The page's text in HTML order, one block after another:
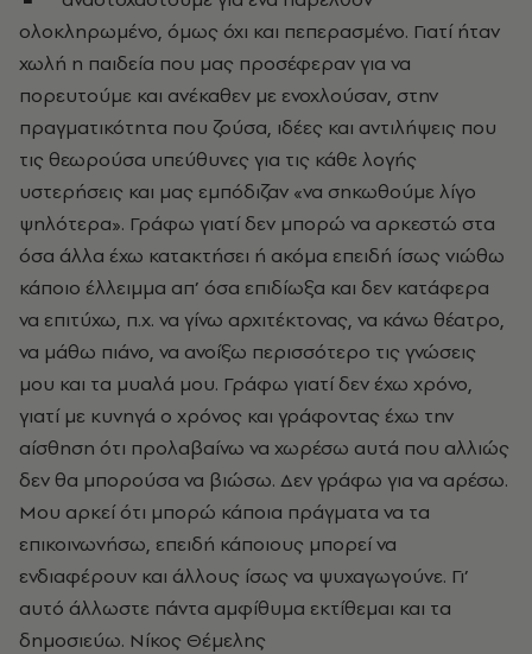
ολοκληρωμένο, όμως όχι και πεπερασμένο. Γιατί ήταν
χωλή η παιδεία που μας προσέφεραν για να
πορευτούμε και ανέκαθεν με ενοχλούσαν, στην
πραγματικότητα που ζούσα, ιδέες και αντιλήψεις που
τις θεωρούσα υπεύθυνες για τις κάθε λογής
υστερήσεις και μας εμπόδιζαν «να σηκωθούμε λίγο
ψηλότερα». Γράφω γιατί δεν μπορώ να αρκεστώ στα
όσα άλλα έχω κατακτήσει ή ακόμα επειδή ίσως νιώθω
κάποιο έλλειμμα απ’ όσα επιδίωξα και δεν κατάφερα
να επιτύχω, π.χ. να γίνω αρχιτέκτονας, να κάνω θέατρο,
να μάθω πιάνο, να ανοίξω περισσότερο τις γνώσεις
μου και τα μυαλά μου. Γράφω γιατί δεν έχω χρόνο,
γιατί με κυνηγά ο χρόνος και γράφοντας έχω την
αίσθηση ότι προλαβαίνω να χωρέσω αυτά που αλλιώς
δεν θα μπορούσα να βιώσω. Δεν γράφω για να αρέσω.
Μου αρκεί ότι μπορώ κάποια πράγματα να τα
επικοινωνήσω, επειδή κάποιους μπορεί να
ενδιαφέρουν και άλλους ίσως να ψυχαγωγούνε. Γι’
αυτό άλλωστε πάντα αμφίθυμα εκτίθεμαι και τα
δημοσιεύω. Νίκος Θέμελης